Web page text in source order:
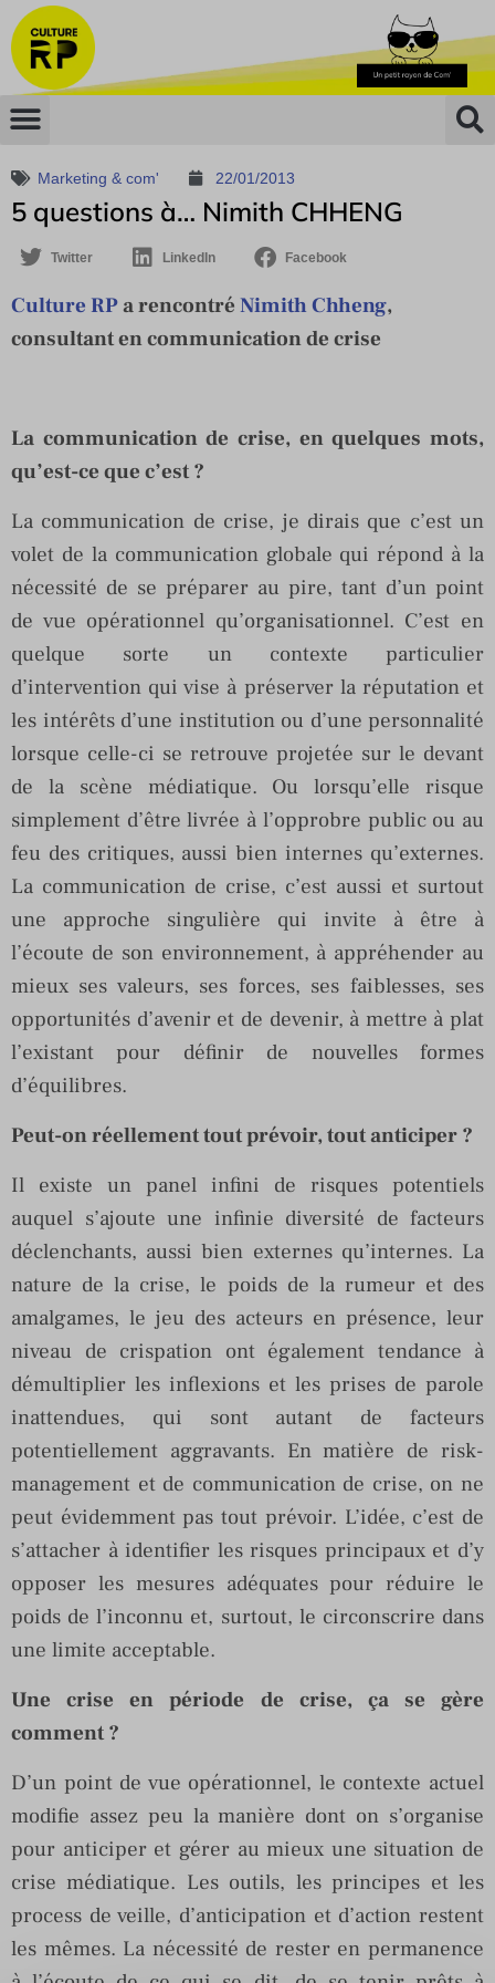
Marketing & com' 22/01/2013
5 questions à… Nimith CHHENG
Twitter LinkedIn Facebook
Culture RPa rencontré Nimith Chheng,
consultant en communication de crise
La communication de crise, en quelques mots,
qu’est-ce que c’est ?
La communication de crise, je dirais que c’est un
volet de la communication globale qui répond à la
nécessité de se préparer au pire, tant d’un point
de vue opérationnel qu’organisationnel. C’est en
quelque sorte un contexte particulier
d’intervention qui vise à préserver la réputation et
les intérêts d’une institution ou d’une personnalité
lorsque celle-ci se retrouve projetée sur le devant
de la scène médiatique. Ou lorsqu’elle risque
simplement d’être livrée à l’opprobre public ou au
feu des critiques, aussi bien internes qu’externes.
La communication de crise, c’est aussi et surtout
une approche singulière qui invite à être à
l’écoute de son environnement, à appréhender au
mieux ses valeurs, ses forces, ses faiblesses, ses
opportunités d’avenir et de devenir, à mettre à plat
l’existant pour définir de nouvelles formes
d’équilibres.
Peut-on réellement tout prévoir, tout anticiper ?
Il existe un panel infini de risques potentiels
auquel s’ajoute une infinie diversité de facteurs
déclenchants, aussi bien externes qu’internes. La
nature de la crise, le poids de la rumeur et des
amalgames, le jeu des acteurs en présence, leur
niveau de crispation ont également tendance à
démultiplier les inflexions et les prises de parole
inattendues, qui sont autant de facteurs
potentiellement aggravants. En matière de risk-
management et de communication de crise, on ne
peut évidemment pas tout prévoir. L’idée, c’est de
s’attacher à identifier les risques principaux et d’y
opposer les mesures adéquates pour réduire le
poids de l’inconnu et, surtout, le circonscrire dans
une limite acceptable.
Une crise en période de crise, ça se gère
comment ?
D’un point de vue opérationnel, le contexte actuel
modifie assez peu la manière dont on s’organise
pour anticiper et gérer au mieux une situation de
crise médiatique. Les outils, les principes et les
process de veille, d’anticipation et d’action restent
les mêmes. La nécessité de rester en permanence